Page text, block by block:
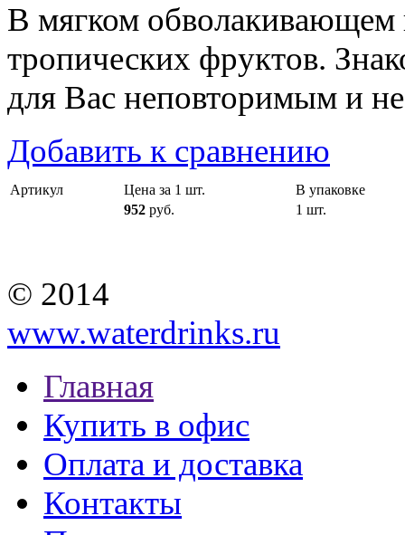
В мягком обволакивающем
тропических фруктов.
для Вас неповторимым и
Добавить к сравнению
Артикул Цена за 1 шт.
В упаковке
952 руб. 1 шт.
© 2014
www.waterdrinks.ru
Главная
Купить в офис
Оплата и доставка
Контакты